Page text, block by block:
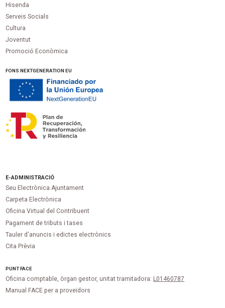
Hisenda
Serveis Socials
Cultura
Joventut
Promoció Econòmica
FONS NEXTGENERATION EU
E-ADMINISTRACIÓ
Seu Electrònica Ajuntament
Carpeta Electrònica
Oficina Virtual del Contribuent
Pagament de tributs i tases
Tauler d'anuncis i edictes electrònics
Cita Prèvia
PUNTFACE
Oficina comptable, òrgan gestor, unitat tramitadora: L01460787
Manual FACE per a proveïdors